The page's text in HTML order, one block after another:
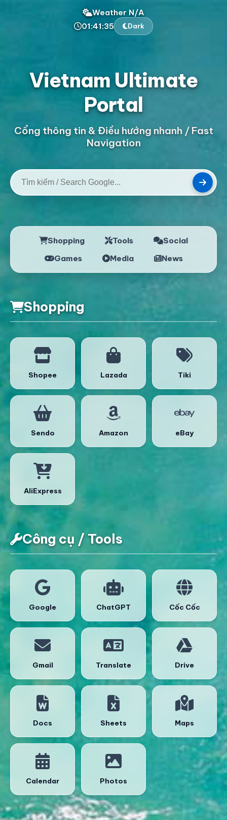
Weather N/A
01:41:36
Dark
Vietnam Ultimate
Portal
Cổng thông tin & Điều hướng nhanh / Fast
Navigation
Shopping Tools
Social
Games
Media News
Shopping
Shopee Lazada Tiki
Sendo Amazon eBay
AliExpress
Công cụ / Tools
Google ChatGPT Cốc Cốc
Gmail Translate Drive
Docs Sheets Maps
Calendar Photos